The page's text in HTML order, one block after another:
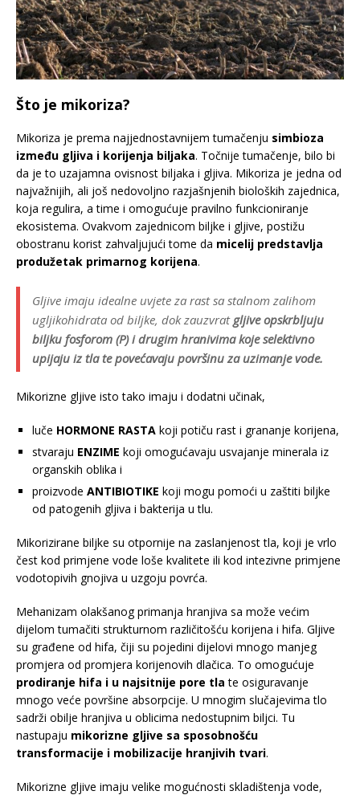
Što je mikoriza?
Mikoriza je prema najjednostavnijem tumačenju simbioza
između gljiva i korijenja biljaka. Točnije tumačenje, bilo bi
da je to uzajamna ovisnost biljaka i gljiva. Mikoriza je jedna od
najvažnijih, ali još nedovoljno razjašnjenih bioloških zajednica,
koja regulira, a time i omogućuje pravilno funkcioniranje
ekosistema. Ovakvom zajednicom biljke i gljive, postižu
obostranu korist zahvaljujući tome da micelij predstavlja
produžetak primarnog korijena.
Gljive imaju idealne uvjete za rast sa stalnom zalihom
ugljikohidrata od biljke, dok zauzvrat gljive opskrbljuju
biljku fosforom (P) i drugim hranivima koje selektivno
upijaju iz tla te povećavaju površinu za uzimanje vode.
Mikorizne gljive isto tako imaju i dodatni učinak,
luče HORMONE RASTA koji potiču rast i grananje korijena,
stvaraju ENZIME koji omogućavaju usvajanje minerala iz
organskih oblika i
proizvode ANTIBIOTIKE koji mogu pomoći u zaštiti biljke
od patogenih gljiva i bakterija u tlu.
Mikorizirane biljke su otpornije na zaslanjenost tla, koji je vrlo
čest kod primjene vode loše kvalitete ili kod intezivne primjene
vodotopivih gnojiva u uzgoju povrća.
Mehanizam olakšanog primanja hranjiva sa može većim
dijelom tumačiti strukturnom različitošću korijena i hifa. Gljive
su građene od hifa, čiji su pojedini dijelovi mnogo manjeg
promjera od promjera korijenovih dlačica. To omogućuje
prodiranje hifa i u najsitnije pore tla te osiguravanje
mnogo veće površine absorpcije. U mnogim slučajevima tlo
sadrži obilje hranjiva u oblicima nedostupnim biljci. Tu
nastupaju mikorizne gljive sa sposobnošću
transformacije i mobilizacije hranjivih tvari.
Mikorizne gljive imaju velike mogućnosti skladištenja vode,